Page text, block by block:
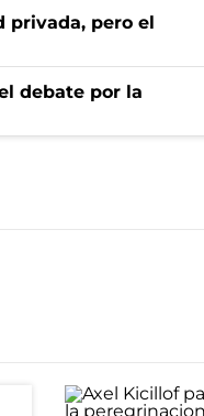
privada, pero el
debate por la